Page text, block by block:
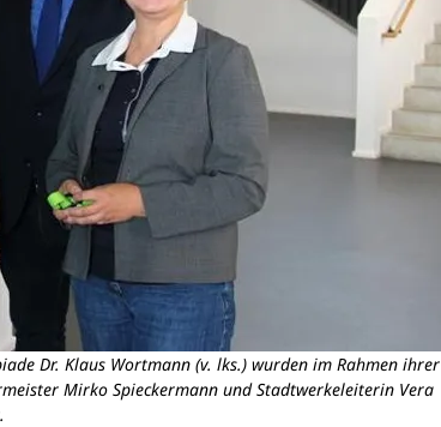
Dr. Klaus Wortmann (v. lks.) wurden im Rahmen ihrer
Mirko Spieckermann und Stadtwerkeleiterin Vera